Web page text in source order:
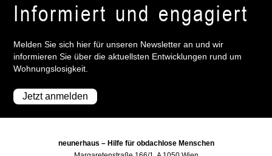
Informiert und engagiert
Melden Sie sich hier für unseren Newsletter an und wir
informieren Sie über die aktuellsten Entwicklungen rund um
Wohnungslosigkeit.
Jetzt anmelden
neunerhaus – Hilfe für obdachlose Menschen